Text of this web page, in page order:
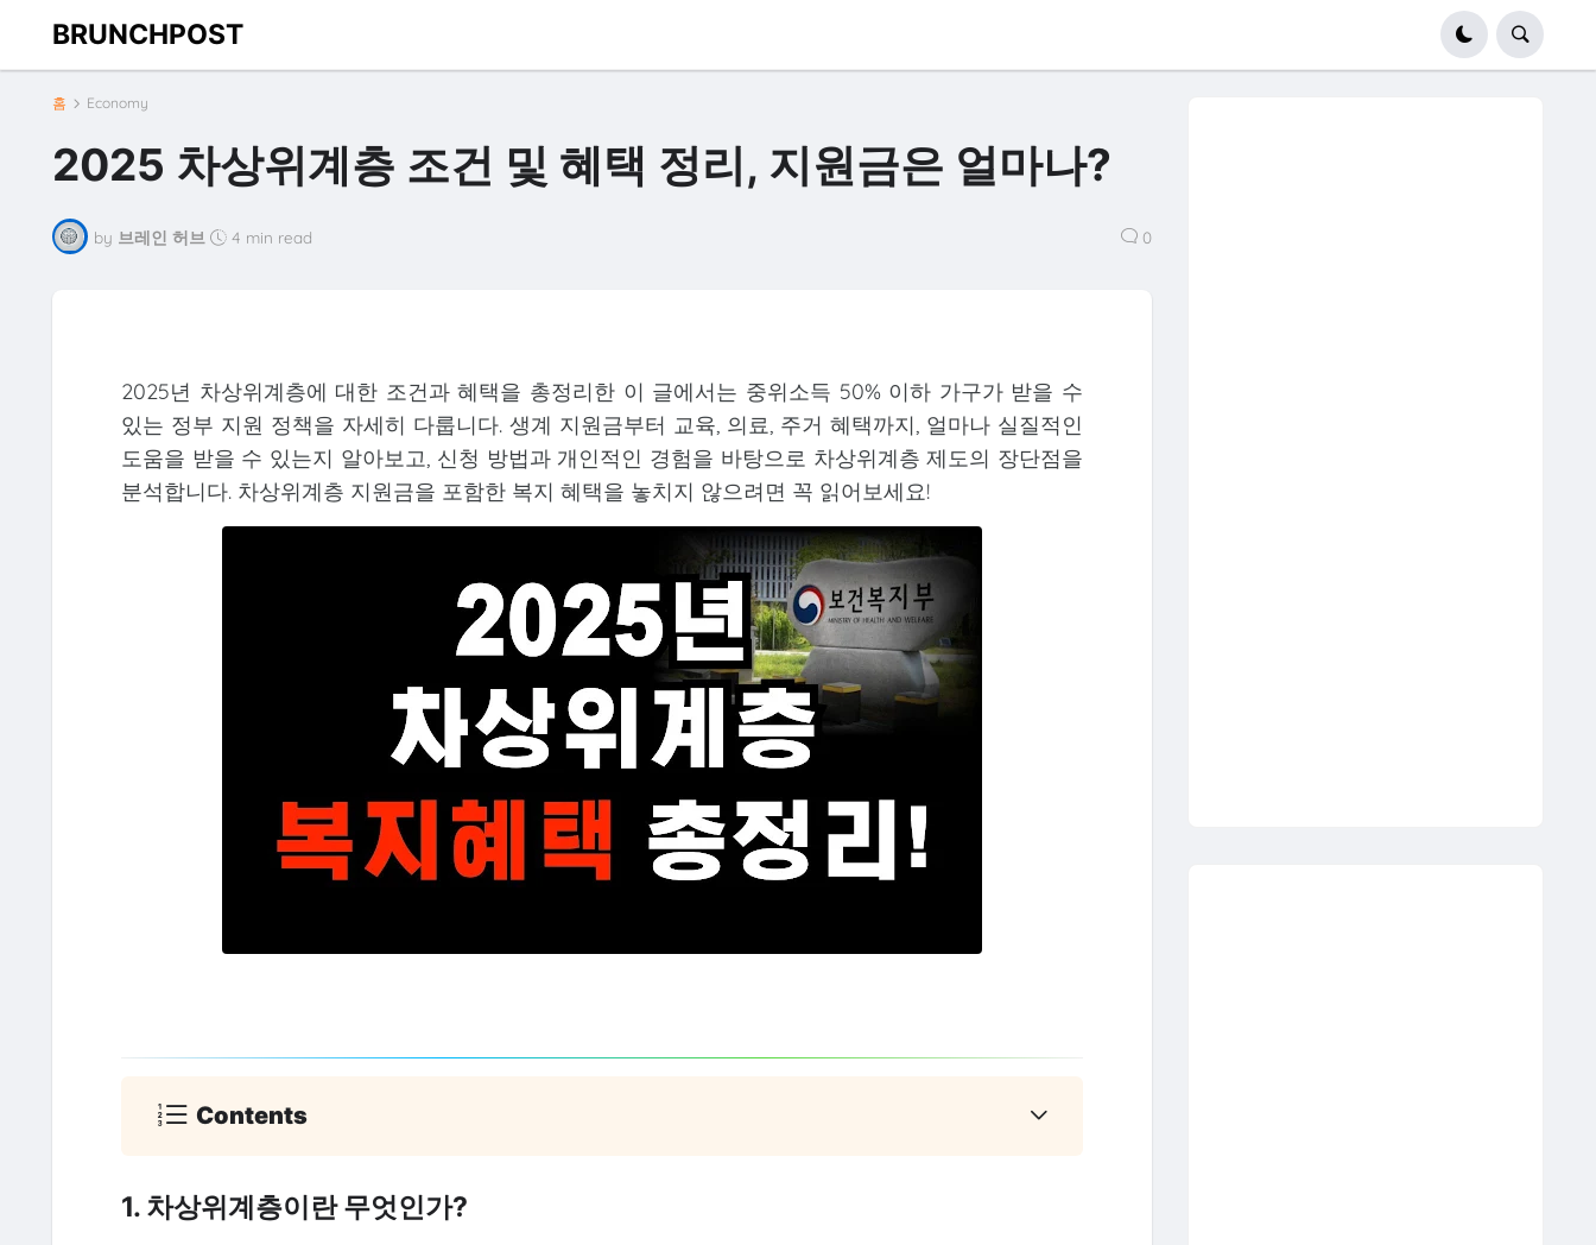
BRUNCHPOST
홈 Economy
2025 차상위계층 조건 및 혜택 정리, 지원금은 얼마나?
by 브레인 허브 4 min read 0
2025년 차상위계층에 대한 조건과 혜택을 총정리한 이 글에서는 중위소득 50% 이하 가구가 받을 수
있는 정부 지원 정책을 자세히 다룹니다. 생계 지원금부터 교육, 의료, 주거 혜택까지, 얼마나 실질적인
도움을 받을 수 있는지 알아보고, 신청 방법과 개인적인 경험을 바탕으로 차상위계층 제도의 장단점을
분석합니다. 차상위계층 지원금을 포함한 복지 혜택을 놓치지 않으려면 꼭 읽어보세요!
Contents
1. 차상위계층이란 무엇인가?